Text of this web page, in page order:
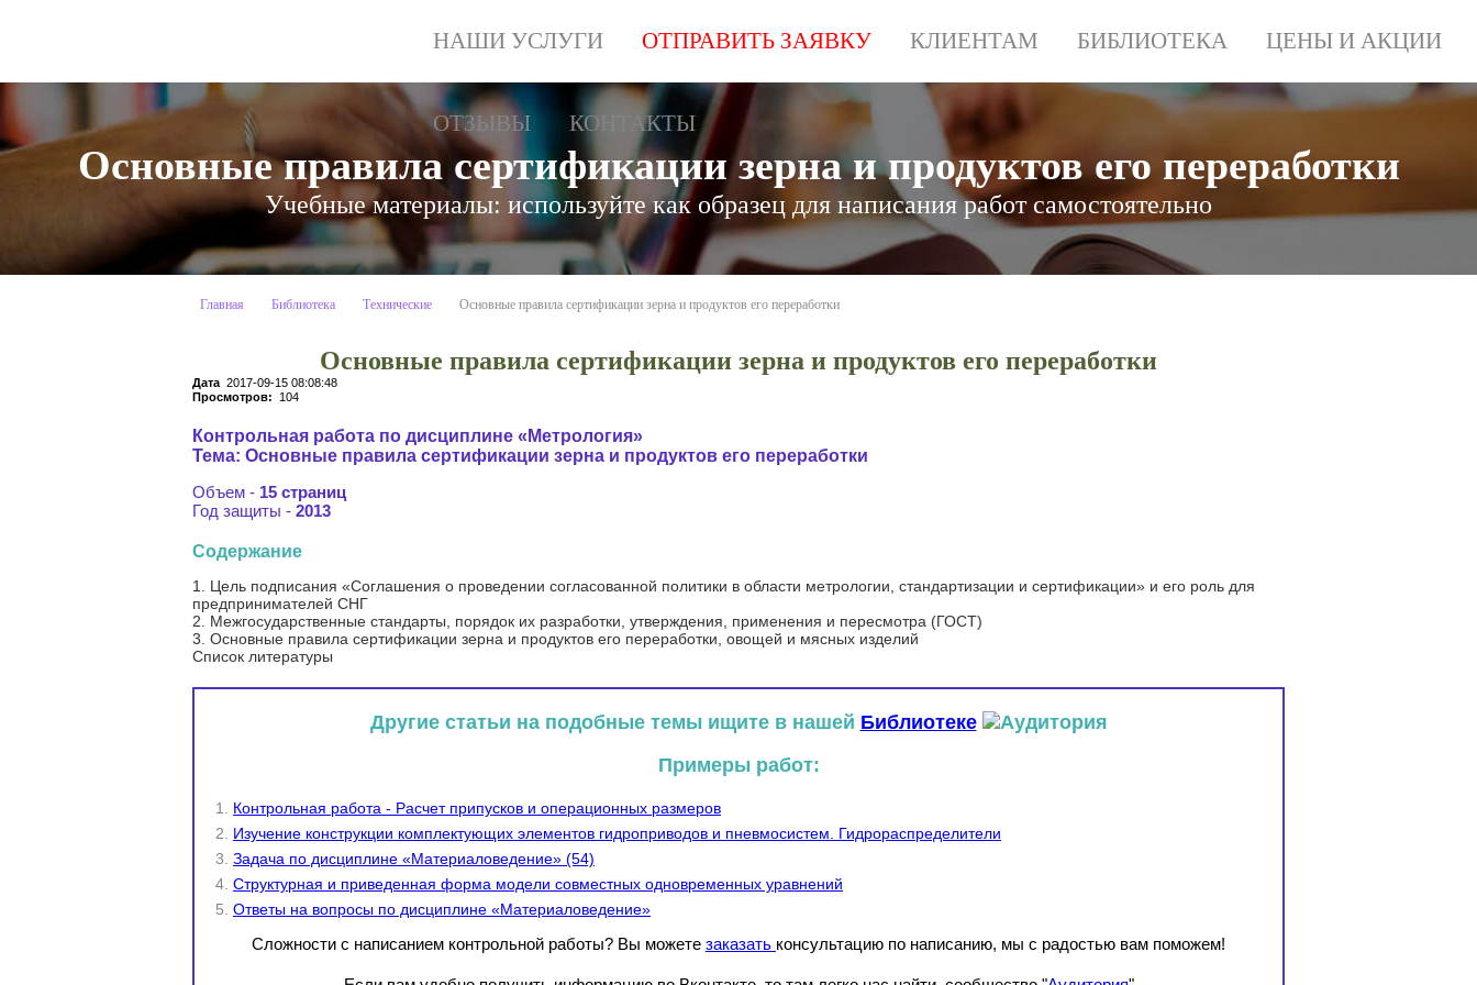
НАШИ УСЛУГИ ОТПРАВИТЬ ЗАЯВКУ КЛИЕНТАМ БИБЛИОТЕКА ЦЕНЫ И АКЦИИ
ОТЗЫВЫ КОНТАКТЫ
Основные правила сертификации зерна и продуктов его переработки
Учебные материалы: используйте как образец для написания работ самостоятельно
Главная Библиотека Технические Основные правила сертификации зерна и продуктов его переработки
Основные правила сертификации зерна и продуктов его переработки
Дата 2017-09-15 08:08:48
Просмотров:
104
Контрольная работа по дисциплине «Метрология»
Тема: Основные правила сертификации зерна и продуктов его переработки
Объем - 15 страниц
Год защиты - 2013
Содержание
1. Цель подписания «Соглашения о проведении согласованной политики в области метрологии, стандартизации и сертификации» и его роль для
предпринимателей СНГ
2. Межгосударственные стандарты, порядок их разработки, утверждения, применения и пересмотра (ГОСТ)
3. Основные правила сертификации зерна и продуктов его переработки, овощей и мясных изделий
Список литературы
Другие статьи на подобные темы ищите в нашей Библиотеке
Примеры работ:
Контрольная работа - Расчет припусков и операционных размеров
Изучение конструкции комплектующих элементов гидроприводов и пневмосистем. Гидрораспределители
Задача по дисциплине «Материаловедение» (54)
Структурная и приведенная форма модели совместных одновременных уравнений
Ответы на вопросы по дисциплине «Материаловедение»
Сложности с написанием контрольной работы? Вы можете заказать консультацию по написанию, мы с радостью вам поможем!